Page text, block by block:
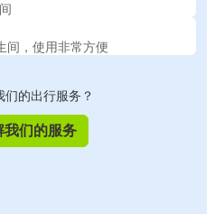
间，使用非常方便
们的出行服务？
我们的服务